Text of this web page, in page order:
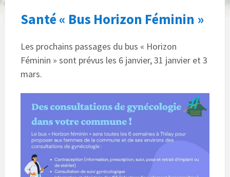
Santé « Bus Horizon Féminin »
Les prochains passages du bus « Horizon
Féminin » sont prévus les 6 janvier, 31 janvier et 3
mars.